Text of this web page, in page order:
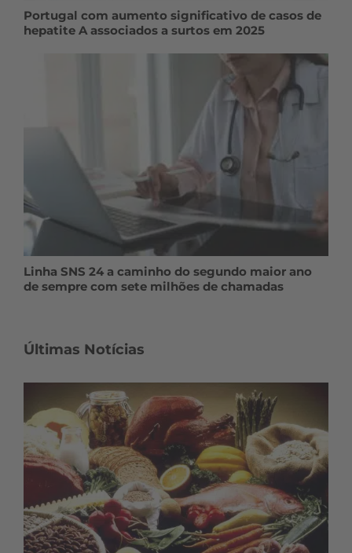
Portugal com aumento significativo de casos de
hepatite A associados a surtos em 2025
Linha SNS 24 a caminho do segundo maior ano
de sempre com sete milhões de chamadas
Últimas Notícias